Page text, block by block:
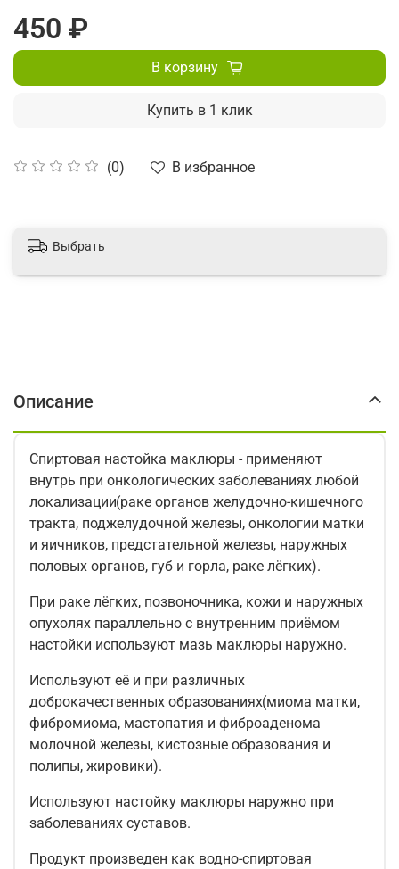
(0) В избранное
450 ₽
В корзину
Купить в 1 клик
Выбрать
Описание
Спиртовая настойка маклюры - применяют
внутрь при онкологических заболеваниях любой
локализации(раке органов желудочно-кишечного
тракта, поджелудочной железы, онкологии матки
и яичников, предстательной железы, наружных
половых органов, губ и горла, раке лёгких).
При раке лёгких, позвоночника, кожи и наружных
опухолях параллельно с внутренним приёмом
настойки используют мазь маклюры наружно.
Используют её и при различных
доброкачественных образованиях
(миома матки,
фибромиома, мастопатия и фиброаденома
молочной железы, кистозные образования и
полипы, жировики).
Используют настойку маклюры наружно при
заболеваниях суставов.
Продукт произведен как водно-спиртовая